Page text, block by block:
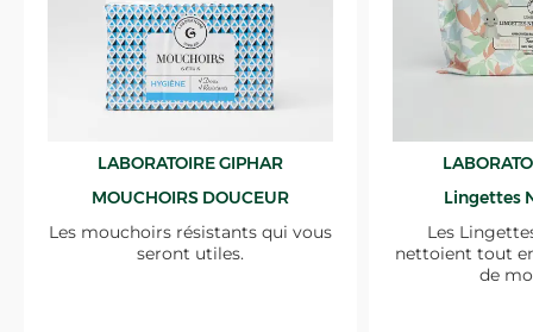
LABORATOIRE GIPHAR
MOUCHOIRS DOUCEUR
Les mouchoirs résistants qui vous
seront utiles.
Lingettes
Les
nettoient tout
de